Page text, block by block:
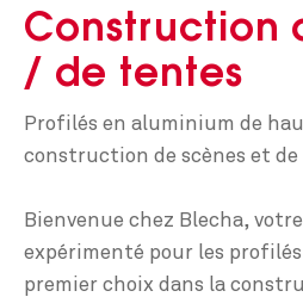
Construction
/ de tentes
Profilés en aluminium de
construction de scènes et de
Bienvenue chez Blecha,
expérimenté pour les
premier choix dans la